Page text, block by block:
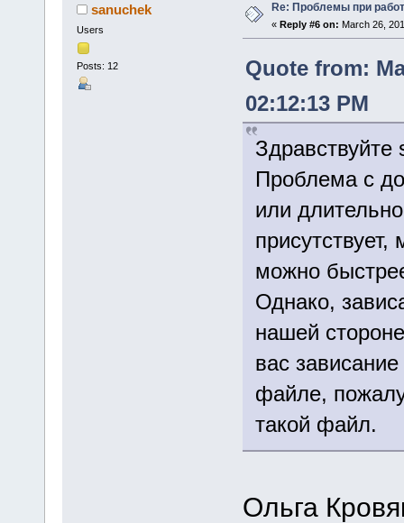
sanuchek
Users
Posts: 12
Re: Проблемы при
« Reply #6 on: March 26,
Quote from:
02:12:13 PM
Здравствуйте
Проблема с
или
можно
Однако,
нашей
вас
файле,
такой файл.
Ольга